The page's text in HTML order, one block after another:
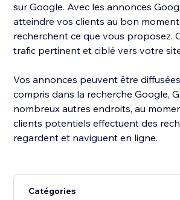
sur Google. Avec les annonces
atteindre vos clients au bon
recherchent ce que vous proposez.
trafic pertinent et ciblé vers votre
Vos annonces peuvent être
compris dans la recherche Google,
nombreux autres endroits, au
clients potentiels effectuent des
regardent et naviguent en ligne.
Catégories